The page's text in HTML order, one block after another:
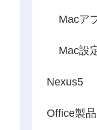
Macア
Mac設
Nexus5
Office製品